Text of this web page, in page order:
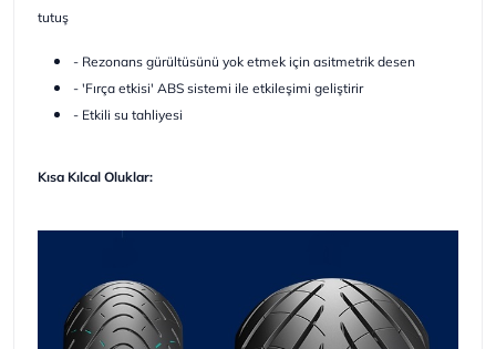
tutuş
- Rezonans gürültüsünü yok etmek için asitmetrik desen
- 'Fırça etkisi' ABS sistemi ile etkileşimi geliştirir
- Etkili su tahliyesi
Kısa Kılcal Oluklar: